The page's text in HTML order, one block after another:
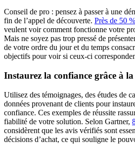
Conseil de pro : pensez à passer à une
fin de l’appel de découverte. Près de 50
veulent voir comment fonctionne votre
Mais ne soyez pas trop pressé de
de votre ordre du jour et du temps
objectifs pour voir si ceux-ci
Instaurez la confiance grâce à
Utilisez des témoignages, des études de
données provenant de clients pour
confiance. Ces exemples de réussite
fiabilité de votre solution. Selon Gartner,
considèrent que les avis vérifiés sont
décisions d’achat, ce qui souligne le